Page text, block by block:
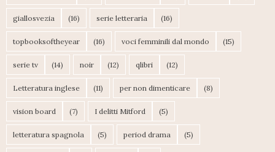
giallosvezia (16) serie letteraria (16)
topbooksoftheyear (16) voci femminili dal mondo (15)
serie tv (14) noir (12) qlibri (12)
Letteratura inglese (11) per non dimenticare (8)
vision board (7) I delitti Mitford (5)
letteratura spagnola (5) period drama (5)